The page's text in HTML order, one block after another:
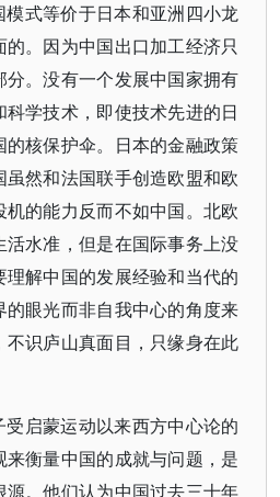
式等价于日本和亚洲四小龙
。因为中国出口加工经济只
。没有一个发展中国家拥有
学技术，即使技术先进的日
核保护伞。日本的金融政策
然和法国联手创造欧盟和欧
的能力反而不如中国。北欧
水准，但是在国际事务上没
解中国的发展经验和当代的
眼光而非自我中心的角度来
识庐山真面目，只缘身在此
启蒙运动以来西方中心论的
衡量中国的成就与问题，是
源。他们认为中国过去三十年